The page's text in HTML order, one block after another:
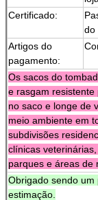
Certificado:
do
Artigos do
pagamento:
Os sacos do
e rasgam
no saco e longe de
meio ambiente em
subdivisões
clínicas
parques e áreas de
Obrigado sendo
estimação.